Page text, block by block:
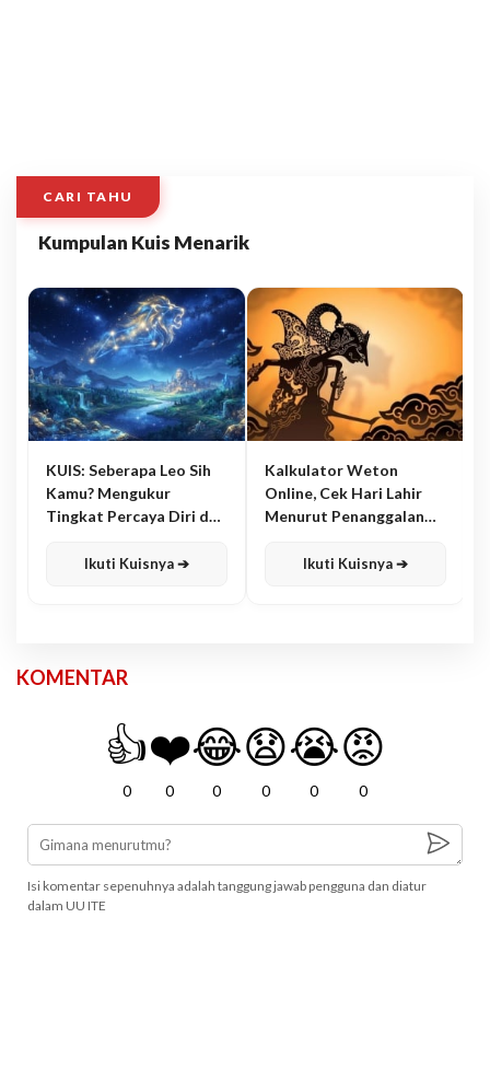
CARI TAHU
Kumpulan Kuis Menarik
KUIS: Seberapa Leo Sih
Kamu? Mengukur
Tingkat Percaya Diri dan
Ikuti Kuisnya ➔
Kalkulator Weton
Online, Cek Hari Lahir
Menurut Penanggalan
Ikuti Kuisnya ➔
KOMENTAR
👍
0
❤️
0
😂
0
😧
0
😭
0
😡
0
Isi komentar sepenuhnya adalah tanggung jawab pengguna dan diatur
dalam UU ITE